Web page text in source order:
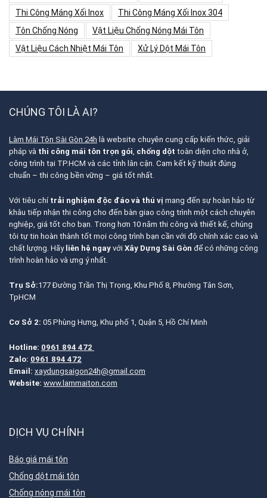
Thi Công Máng Xối Inox
Thi Công Máng Xối Inox 304
Tôn Chống Nóng
Vật Liệu Chống Nóng Mái Tôn
Vật Liệu Cách Nhiệt Mái Tôn
Xử Lý Dột Mái Tôn
CHÚNG TÔI LÀ AI?
Làm Mái Tôn Sài Gòn 24h là website chuyên cung cấp kiến thức, giải
pháp và thi công mái tôn trọn gói, chống dột toàn diện cho nhà ở,
công trình tại TP.HCM và các tỉnh lân cận. Cam kết kỹ thuật đúng
chuẩn – thi công bền vững – giá tốt nhất.
Với tiêu chí trải nghiệm độc đáo và thú vị mang đến sự hoàn hảo từ
khâu tiếp nhận thi công cho đến bàn giao công trình một cách chuyên
nghiệp, giá tốt cho bạn. Trong hơn 10 năm thi công và thiết kế, chúng
tôi tự tin hoàn thành tốt mọi công trình bạn cần với độ chính xác cao và
chất lượng. Hãy liên hệ ngay với Xây Dựng Sài Gòn để có những công
trình hoàn hảo và ưng ý nhất.
Trụ Sở:177 Đường Trần Thị Trọng, Khu Phố 8, Phường Tân Sơn,
TpHCM
Cơ Sở 2: 05 Phùng Hưng, Khu phố 1, Quận 5, Hồ Chí Minh
Hotline: 0961 894 472
Zalo: 0961 894 472
Email: xaydungsaigon24h@gmail.com
Website: www.lammaiton.com
DỊCH VỤ CHÍNH
Báo giá mái tôn
Chống dột mái tôn
Chống nóng mái tôn